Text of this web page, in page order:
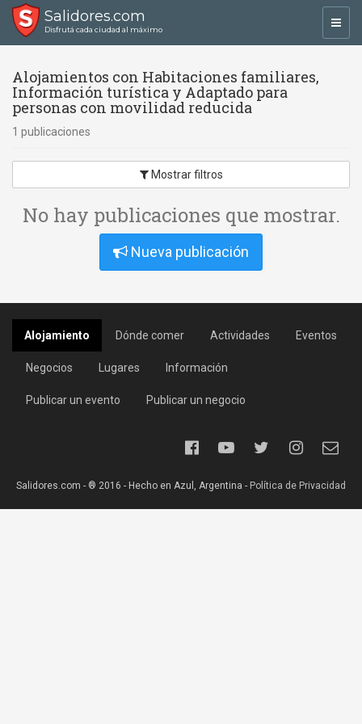
Salidores.com
Disfrutá cada ciudad al máximo
Alojamientos con Habitaciones familiares,
Información turística y Adaptado para
personas con movilidad reducida
1 publicaciones
Mostrar filtros
No hay publicaciones que mostrar.
Nueva publicación
Alojamiento Dónde comer Actividades Eventos
Negocios Lugares Información
Publicar un evento Publicar un negocio
Salidores.com - ® 2016 - Hecho en Azul, Argentina - Política de Privacidad